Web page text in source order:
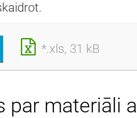
*.xls, 31 kB
par materiāli